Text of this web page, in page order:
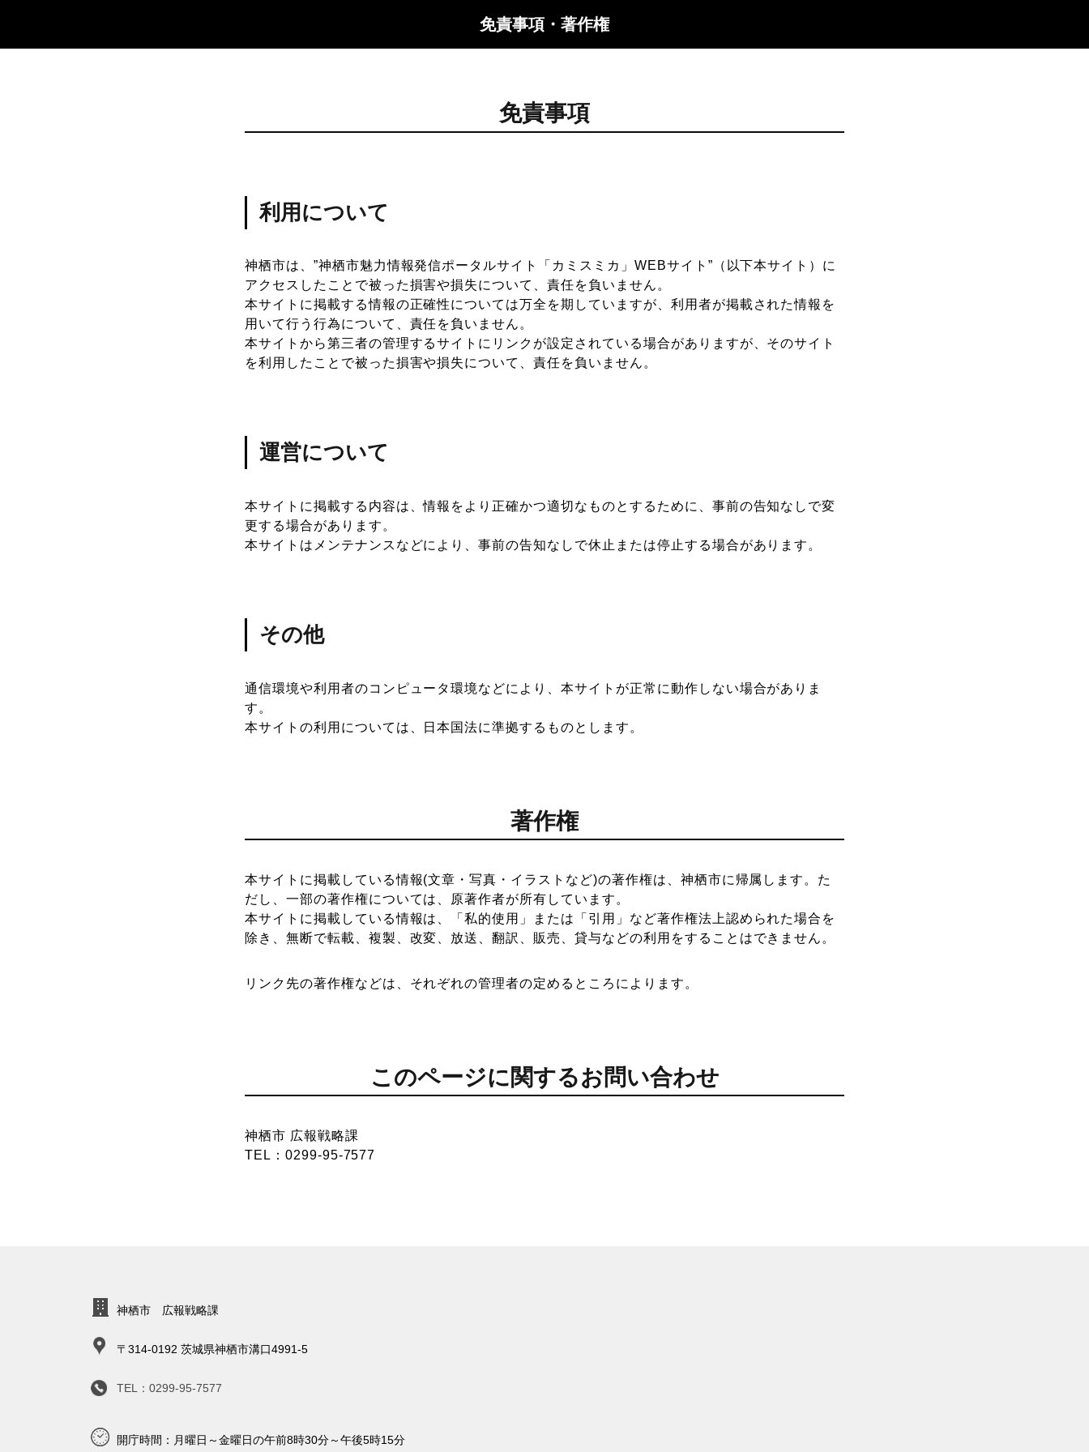
免責事項・著作権
免責事項
利用について
神栖市は、”神栖市魅力情報発信ポータルサイト「カミスミカ」WEBサイト”（以下本サイト）に
アクセスしたことで被った損害や損失について、責任を負いません。
本サイトに掲載する情報の正確性については万全を期していますが、利用者が掲載された情報を
用いて行う行為について、責任を負いません。
本サイトから第三者の管理するサイトにリンクが設定されている場合がありますが、そのサイト
を利用したことで被った損害や損失について、責任を負いません。
運営について
本サイトに掲載する内容は、情報をより正確かつ適切なものとするために、事前の告知なしで変
更する場合があります。
本サイトはメンテナンスなどにより、事前の告知なしで休止または停止する場合があります。
その他
通信環境や利用者のコンピュータ環境などにより、本サイトが正常に動作しない場合がありま
す。
本サイトの利用については、日本国法に準拠するものとします。
著作権
本サイトに掲載している情報(文章・写真・イラストなど)の著作権は、神栖市に帰属します。た
だし、一部の著作権については、原著作者が所有しています。
本サイトに掲載している情報は、「私的使用」または「引用」など著作権法上認められた場合を
除き、無断で転載、複製、改変、放送、翻訳、販売、貸与などの利用をすることはできません。
リンク先の著作権などは、それぞれの管理者の定めるところによります。
このページに関するお問い合わせ
神栖市 広報戦略課
TEL：0299-95-7577
神栖市 広報戦略課
〒314-0192 茨城県神栖市溝口4991-5
TEL：0299-95-7577
開庁時間：月曜日～金曜日の午前8時30分～午後5時15分